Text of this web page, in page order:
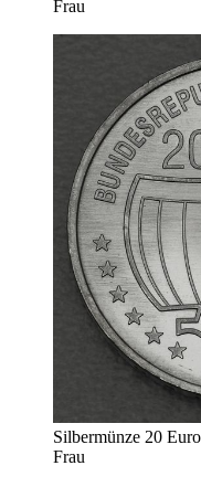
Frau
Silbermünze 20
Frau